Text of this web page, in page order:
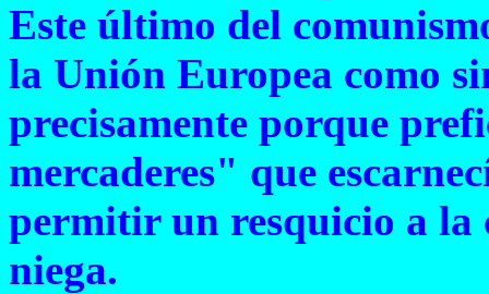
Este último del
la Unión Europea como
precisamente porque
mercaderes" que
permitir un resquicio a la
niega.